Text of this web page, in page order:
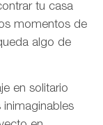
tu casa
momentos de
algo de
en solitario
inimaginables